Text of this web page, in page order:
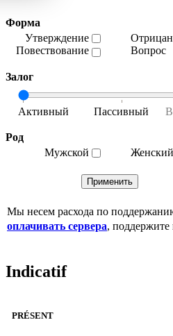
Форма
Утверждение
Повествование
Вопрос
Залог
Род
Мужской
Женский
Мы несем расхода по
оплачивать сервера, поддержите
Indicatif
PRÉSENT